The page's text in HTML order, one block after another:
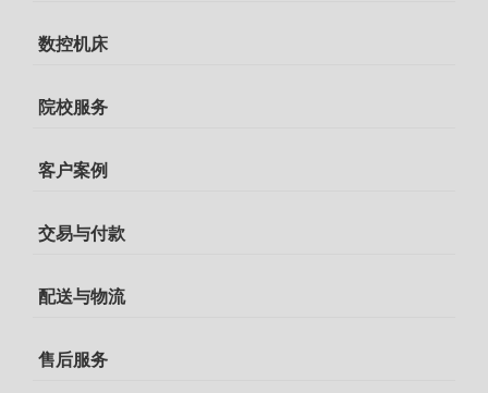
数控机床
院校服务
客户案例
交易与付款
配送与物流
售后服务